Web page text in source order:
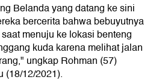
Belanda yang datang ke sini
bercerita bahwa bebuyutnya
menuju ke lokasi benteng
kuda karena melihat jalan
ungkap Rohman (57)
(18/12/2021).